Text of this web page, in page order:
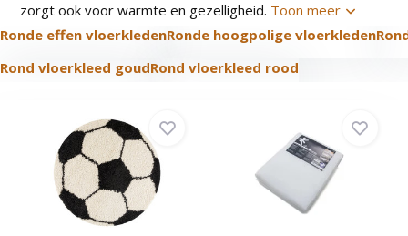
zorgt ook voor warmte en gezelligheid. Toon meer
Ronde effen vloerkledenRonde hoogpolige vloerkleden
Rond vloerkleed goudRond vloerkleed rood